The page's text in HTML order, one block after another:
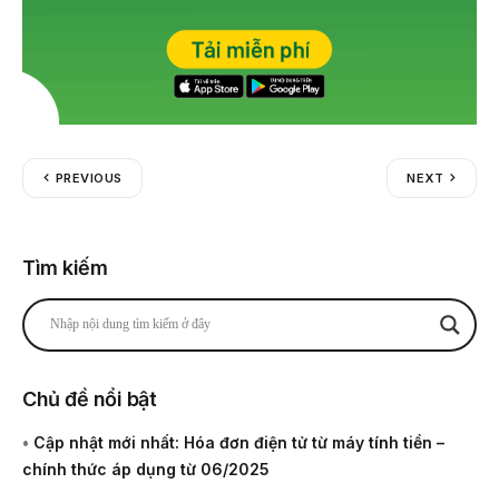
PREVIOUS NEXT
Tìm kiếm
Chủ đề nổi bật
• Cập nhật mới nhất: Hóa đơn điện tử từ máy tính tiền –
chính thức áp dụng từ 06/2025